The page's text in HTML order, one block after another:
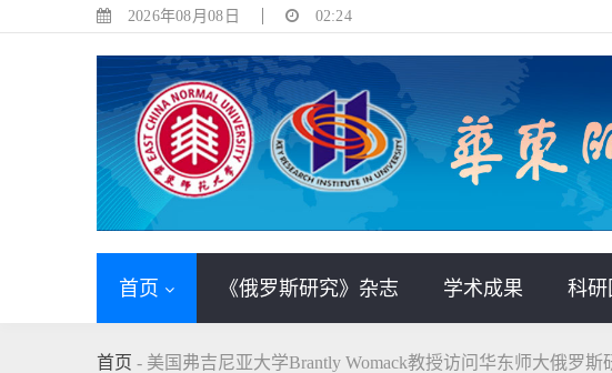
2026年08月08日 02:24
首页 《俄罗斯研究》杂志 学术成果 科
首页 - 美国弗吉尼亚大学Brantly Womack教授访问华东师大俄罗斯